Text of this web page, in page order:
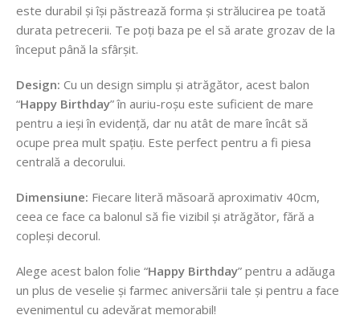
este durabil și își păstrează forma și strălucirea pe toată
durata petrecerii. Te poți baza pe el să arate grozav de la
început până la sfârșit.
Design: Cu un design simplu și atrăgător, acest balon
“Happy Birthday” în auriu-roșu este suficient de mare
pentru a ieși în evidență, dar nu atât de mare încât să
ocupe prea mult spațiu. Este perfect pentru a fi piesa
centrală a decorului.
Dimensiune: Fiecare literă măsoară aproximativ 40cm,
ceea ce face ca balonul să fie vizibil și atrăgător, fără a
copleși decorul.
Alege acest balon folie “Happy Birthday” pentru a adăuga
un plus de veselie și farmec aniversării tale și pentru a face
evenimentul cu adevărat memorabil!